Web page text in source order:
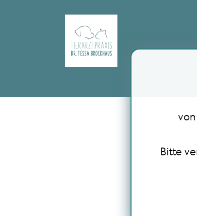
Bitte